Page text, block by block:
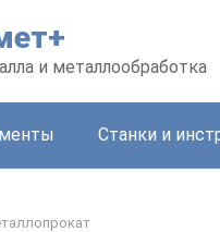
и металлообработка
Станки и